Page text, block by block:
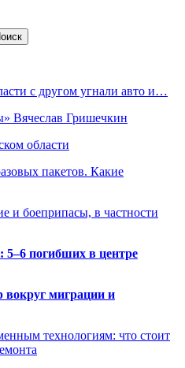
с другом угнали авто и…
Вячеслав Гришечкин
области
пакетов. Какие
боеприпасы, в частности
погибших в центре
вокруг миграции и
технологиям: что стоит